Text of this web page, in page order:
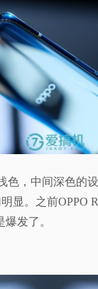
色，中间深色的
显。之前OPPO
发了。